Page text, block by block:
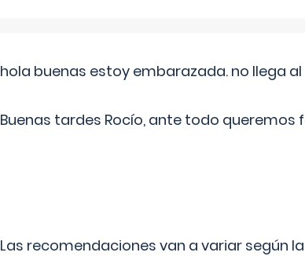
hola buenas estoy embarazada. no llega
Buenas tardes Rocío, ante todo
Las recomendaciones van a variar según